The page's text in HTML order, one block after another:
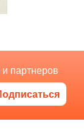
партнеров